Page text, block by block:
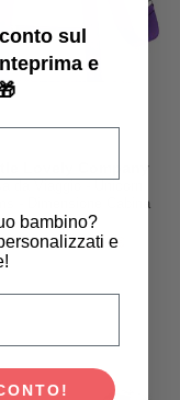
Lovely Company
- Dimensione Cabina
45x25x22.5cm
€ 33,96 €
sul
e
bambino?
e